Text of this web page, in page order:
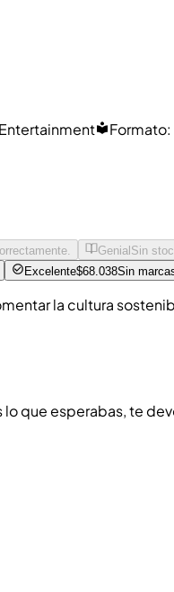
Formato:
GenialSin
Excelente$68.038Sin
la cultura
que esperabas, te